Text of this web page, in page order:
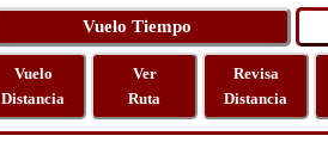
Vuelo
Distancia
Ver
Ruta
Revisa
Distancia